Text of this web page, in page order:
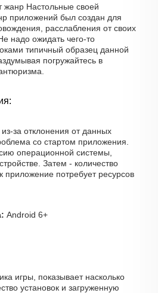
жанр Настольные своей
приложений был создан для
расслабления от своих
надо ожидать чего-то
типичный образец данной
погружайтесь в
за отклонения от данных
со стартом приложения.
операционной системы,
Затем - количество
приложение потребует ресурсов
Android 6+
игры, показывает насколько
установок и загруженную